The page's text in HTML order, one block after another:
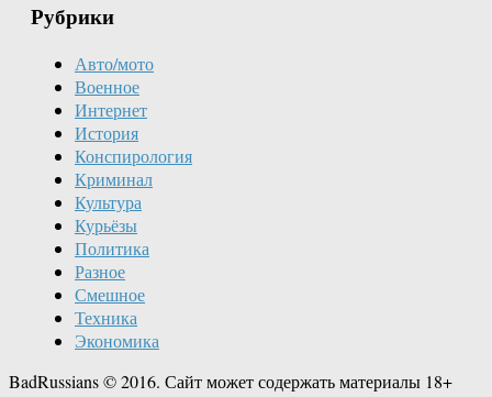
Рубрики
Авто/мото
Военное
Интернет
История
Конспирология
Криминал
Культура
Курьёзы
Политика
Разное
Смешное
Техника
Экономика
BadRussians © 2016. Сайт может содержать материалы 18+